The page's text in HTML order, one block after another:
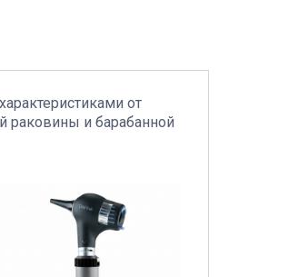
от
раковины и барабанной